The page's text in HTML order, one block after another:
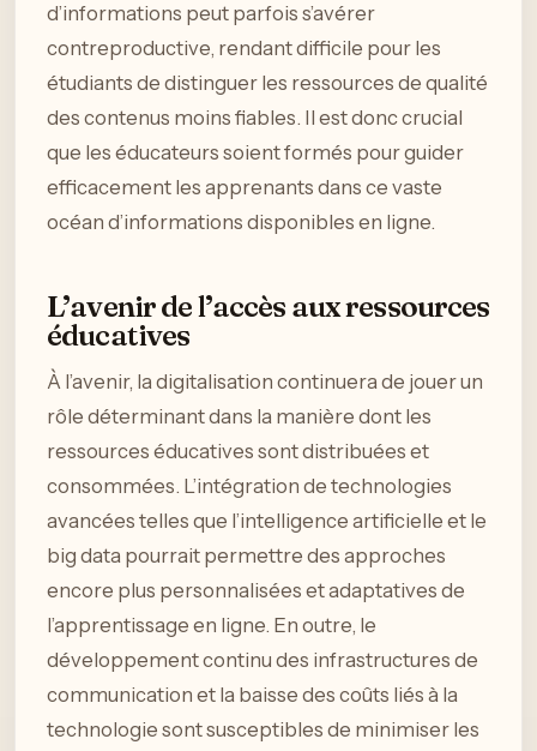
d’informations peut parfois s’avérer
contreproductive, rendant difficile pour les
étudiants de distinguer les ressources de qualité
des contenus moins fiables. Il est donc crucial
que les éducateurs soient formés pour guider
efficacement les apprenants dans ce vaste
océan d’informations disponibles en ligne.
L’avenir de l’accès aux ressources
éducatives
À l’avenir, la digitalisation continuera de jouer un
rôle déterminant dans la manière dont les
ressources éducatives sont distribuées et
consommées. L’intégration de technologies
avancées telles que l’intelligence artificielle et le
big data pourrait permettre des approches
encore plus personnalisées et adaptatives de
l’apprentissage en ligne. En outre, le
développement continu des infrastructures de
communication et la baisse des coûts liés à la
technologie sont susceptibles de minimiser les